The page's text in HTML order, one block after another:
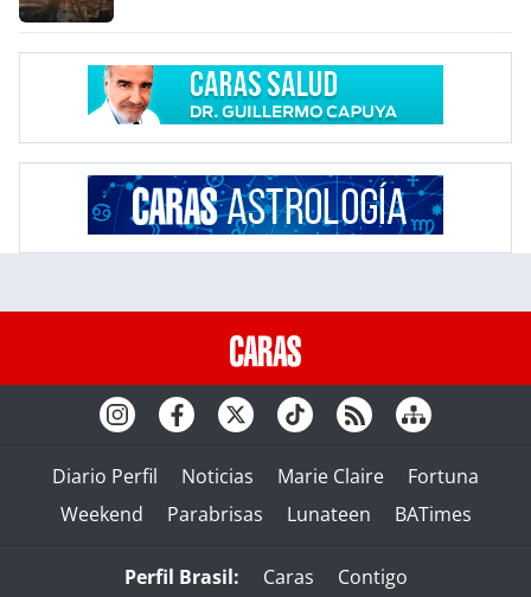
Diario Perfil Noticias Marie Claire
Fortuna
Weekend
Parabrisas Lunateen BATimes
Perfil Brasil: Caras Contigo